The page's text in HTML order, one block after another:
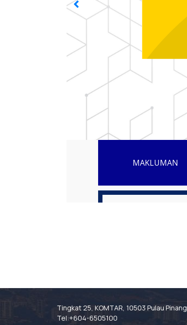
Tingkat 25, KOMTAR, 10503 Pulau Pinang
Tel:+604-6505100